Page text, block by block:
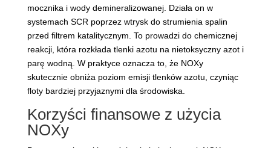
mocznika i wody demineralizowanej. Działa on w
systemach SCR poprzez wtrysk do strumienia spalin
przed filtrem katalitycznym. To prowadzi do chemicznej
reakcji, która rozkłada tlenki azotu na nietoksyczny azot i
parę wodną. W praktyce oznacza to, że NOXy
skutecznie obniża poziom emisji tlenków azotu, czyniąc
floty bardziej przyjaznymi dla środowiska.
Korzyści finansowe z użycia
NOXy